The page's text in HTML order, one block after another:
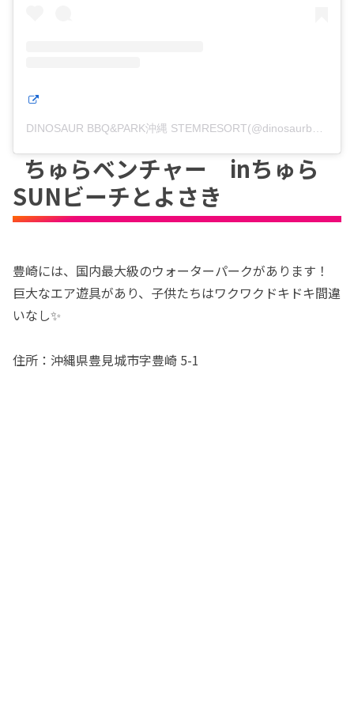
ちゅらベンチャー inちゅら
SUNビーチとよさき
豊崎には、国内最大級のウォーターパークがあります！
巨大なエア遊具があり、子供たちはワクワクドキドキ間違
いなし✨
住所：沖縄県豊見城市字豊崎 5-1